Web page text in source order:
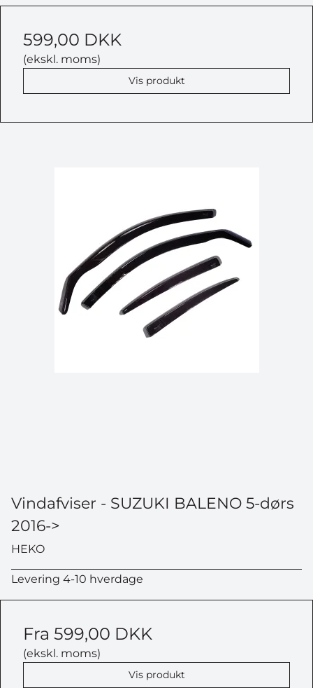
599,00 DKK
(ekskl. moms)
Vis produkt
Vindafviser - SUZUKI BALENO 5-dørs
2016->
HEKO
Levering 4-10 hverdage
Fra 599,00 DKK
(ekskl. moms)
Vis produkt